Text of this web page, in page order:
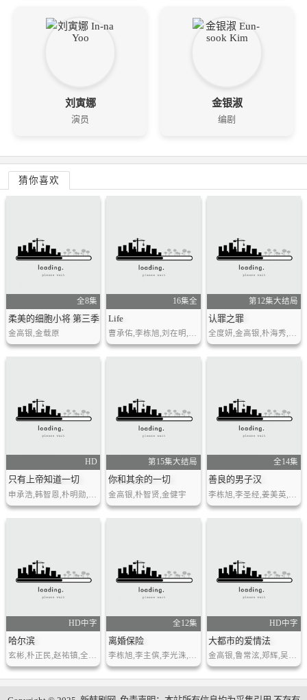
刘寅娜
演员
金银淑
编剧
猜你喜欢
全8集
柔美的细胞小将 第三季
金高银,金载原
16集全
Life
第12集大结局
认罪之罪
HD
只有上帝知道一切
第15集大结局
你和其余的一切
金高银,朴智贤,金健宇
全14集
善良的男子汉
HD中字
哈尔滨
全12集
离婚保险
HD中字
大都市的爱情法